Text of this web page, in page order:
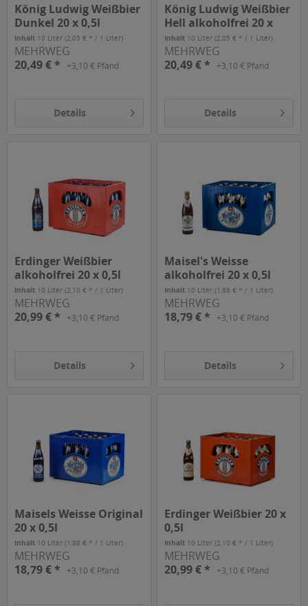
König Ludwig Weißbier
Dunkel 20 x 0,5l
Inhalt 10 Liter(2,05 € * / 1 Liter)
MEHRWEG
20,49 € *
+3,10 € Pfand
Details
König Ludwig Weißbier
Hell alkoholfrei 20 x
0,5l
Inhalt 10 Liter(2,05 € * / 1 Liter)
MEHRWEG
20,49 € *
+3,10 € Pfand
Details
Erdinger Weißbier
alkoholfrei 20 x 0,5l
Inhalt 10 Liter(2,10 € * / 1 Liter)
MEHRWEG
20,99 € *
+3,10 € Pfand
Details
Maisel's Weisse
alkoholfrei 20 x 0,5l
Inhalt 10 Liter(1,88 € * / 1 Liter)
MEHRWEG
18,79 € *
+3,10 € Pfand
Details
Maisels Weisse Original
20 x 0,5l
Inhalt 10 Liter(1,88 € * / 1 Liter)
MEHRWEG
18,79 € *
+3,10 € Pfand
Erdinger Weißbier 20 x
0,5l
Inhalt 10 Liter(2,10 € * / 1 Liter)
MEHRWEG
20,99 € *
+3,10 € Pfand